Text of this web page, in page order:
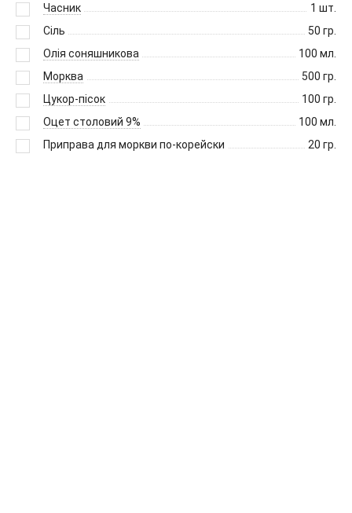
Часник
1 шт.
Сіль
50 гр.
Олія соняшникова
100 мл.
Морква
500 гр.
Цукор-пісок
100 гр.
Оцет столовий 9%
100 мл.
Приправа для моркви по-корейски
20 гр.